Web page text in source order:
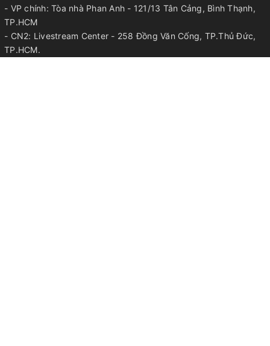
- VP chính: Tòa nhà Phan Anh - 121/13 Tân Cảng, Bình Thạnh,
TP.HCM
- CN2: Livestream Center - 258 Đồng Văn Cống, TP.Thủ Đức,
TP.HCM.